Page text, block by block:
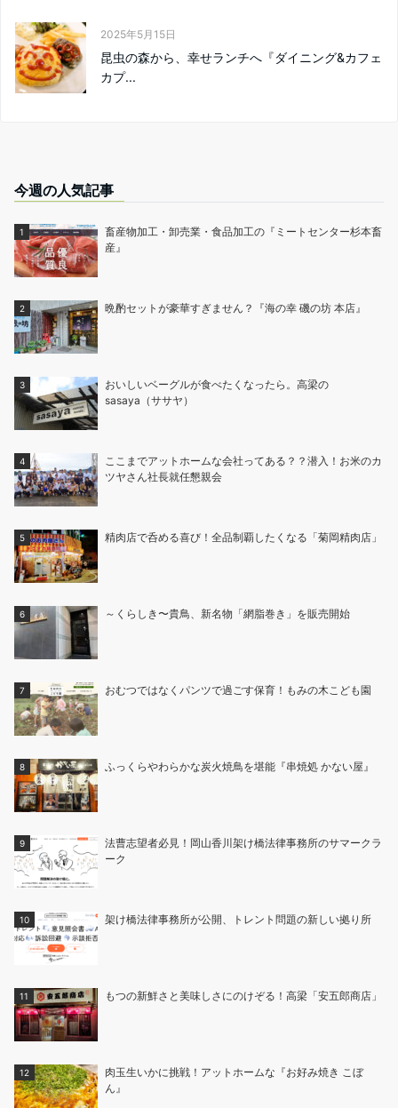
2025年5月15日
昆虫の森から、幸せランチへ『ダイニング&カフェ
カプ...
今週の人気記事
畜産物加工・卸売業・食品加工の『ミートセンター杉本畜
産』
晩酌セットが豪華すぎません？『海の幸 磯の坊 本店』
おいしいベーグルが食べたくなったら。高梁の
sasaya（ササヤ）
ここまでアットホームな会社ってある？？潜入！お米のカ
ツヤさん社長就任懇親会
精肉店で呑める喜び！全品制覇したくなる「菊岡精肉店」
～くらしき〜貴鳥、新名物「網脂巻き」を販売開始
おむつではなくパンツで過ごす保育！もみの木こども園
ふっくらやわらかな炭火焼鳥を堪能『串焼処 かない屋』
法曹志望者必見！岡山香川架け橋法律事務所のサマークラ
ーク
架け橋法律事務所が公開、トレント問題の新しい拠り所
もつの新鮮さと美味しさにのけぞる！高梁「安五郎商店」
肉玉生いかに挑戦！アットホームな『お好み焼き こぼ
ん』